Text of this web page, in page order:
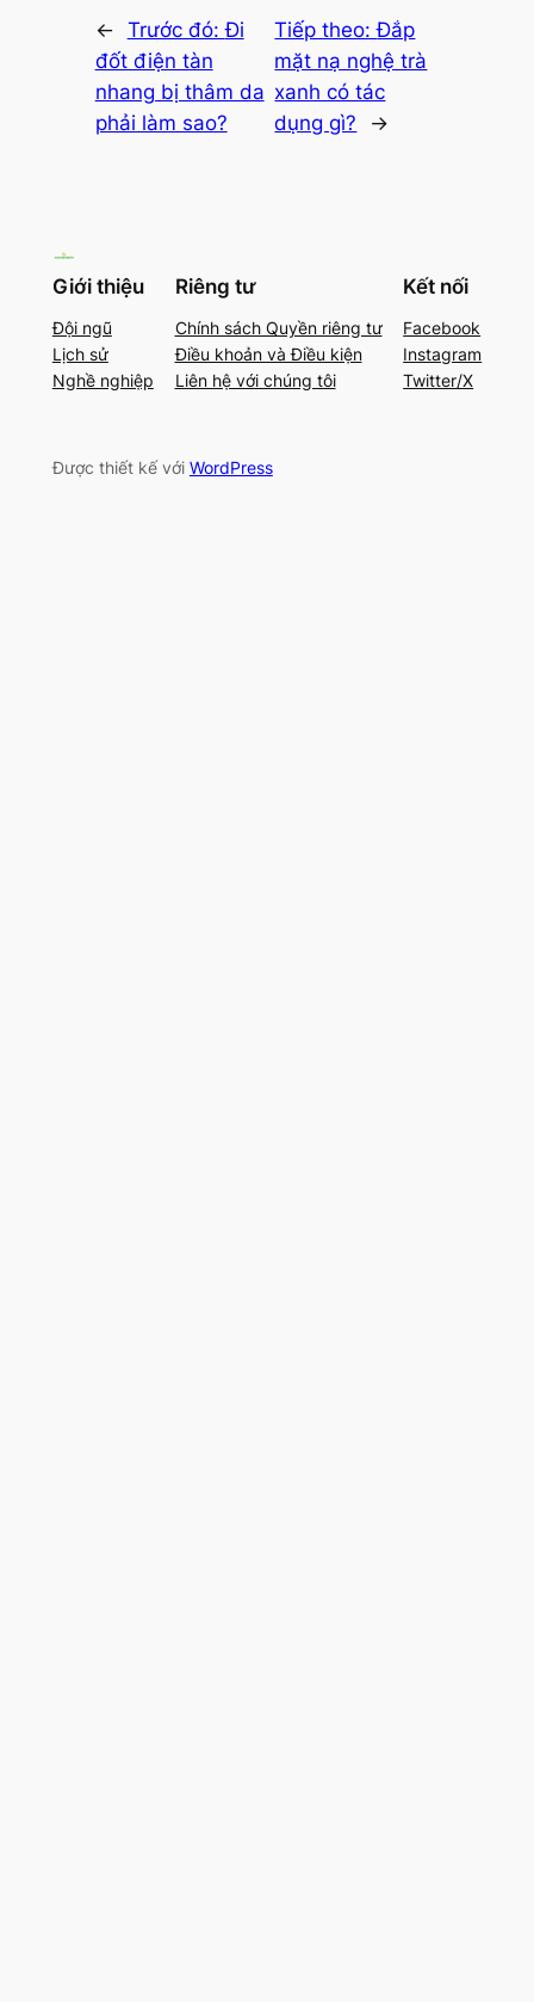
← Trước đó:Đi
đốt điện tàn
nhang bị thâm da
phải làm sao?
Tiếp theo:Đắp
mặt nạ nghệ trà
xanh có tác
dụng gì?
→
Giới thiệu
Đội ngũ
Lịch sử
Nghề nghiệp
Riêng tư
Chính sách Quyền riêng tư
Điều khoản và Điều kiện
Liên hệ với chúng tôi
Kết nối
Facebook
Instagram
Twitter/X
Được thiết kế với WordPress